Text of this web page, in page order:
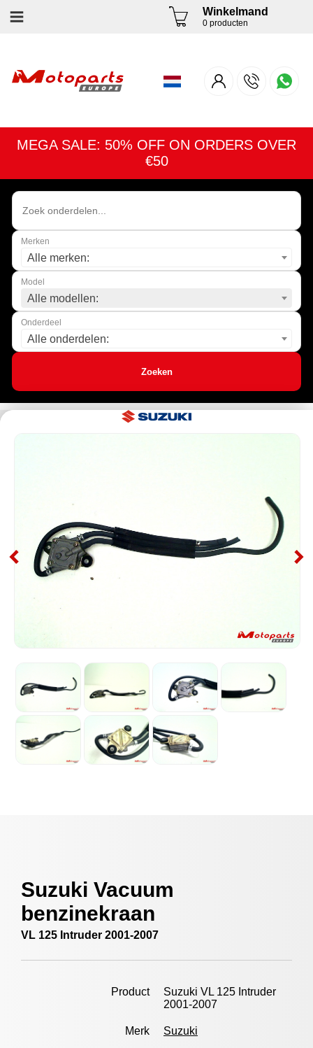
Winkelmand
0 producten
MEGA SALE: 50% OFF ON ORDERS OVER
€50
Merken
Alle merken:
Model
Alle modellen:
Onderdeel
Alle onderdelen:
Zoeken
Suzuki Vacuum
benzinekraan
VL 125 Intruder 2001-2007
Product
Suzuki VL 125 Intruder
2001-2007
Merk Suzuki